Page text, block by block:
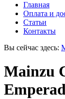
Главная
Оплата и
Статьи
Контакты
Вы сейчас здесь:
Mainzu